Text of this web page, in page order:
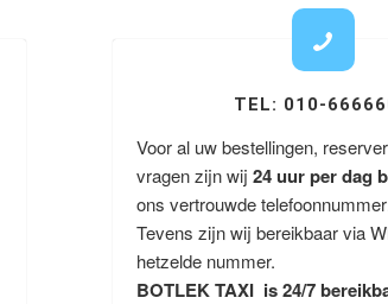
TEL: 010-
Voor al uw bestellingen,
vragen zijn wij 24 uur per dag
ons vertrouwde
Tevens zijn wij bereikbaar via
hetzelde nummer.
BOTLEK TAXI is 24/7